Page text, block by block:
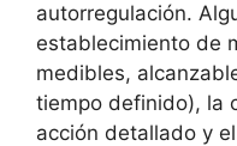
autorregulación.
establecimiento de
medibles,
tiempo definido), la
acción detallado y